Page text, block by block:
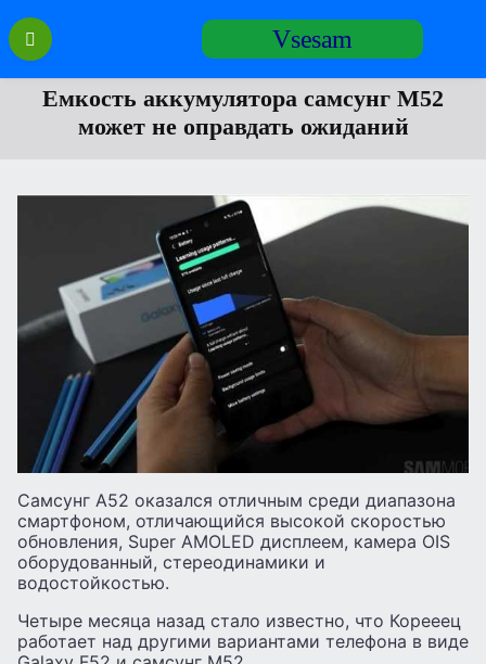
Перейти
содержанию
Vsesam
Емкость аккумулятора самсунг M52
может не оправдать ожиданий
Самсунг A52 оказался отличным среди диапазона
смартфоном, отличающийся высокой скоростью
обновления, Super AMOLED дисплеем, камера OIS
оборудованный, стереодинамики и
водостойкостью.
Четыре месяца назад стало известно, что Корееец
работает над другими вариантами телефона в виде